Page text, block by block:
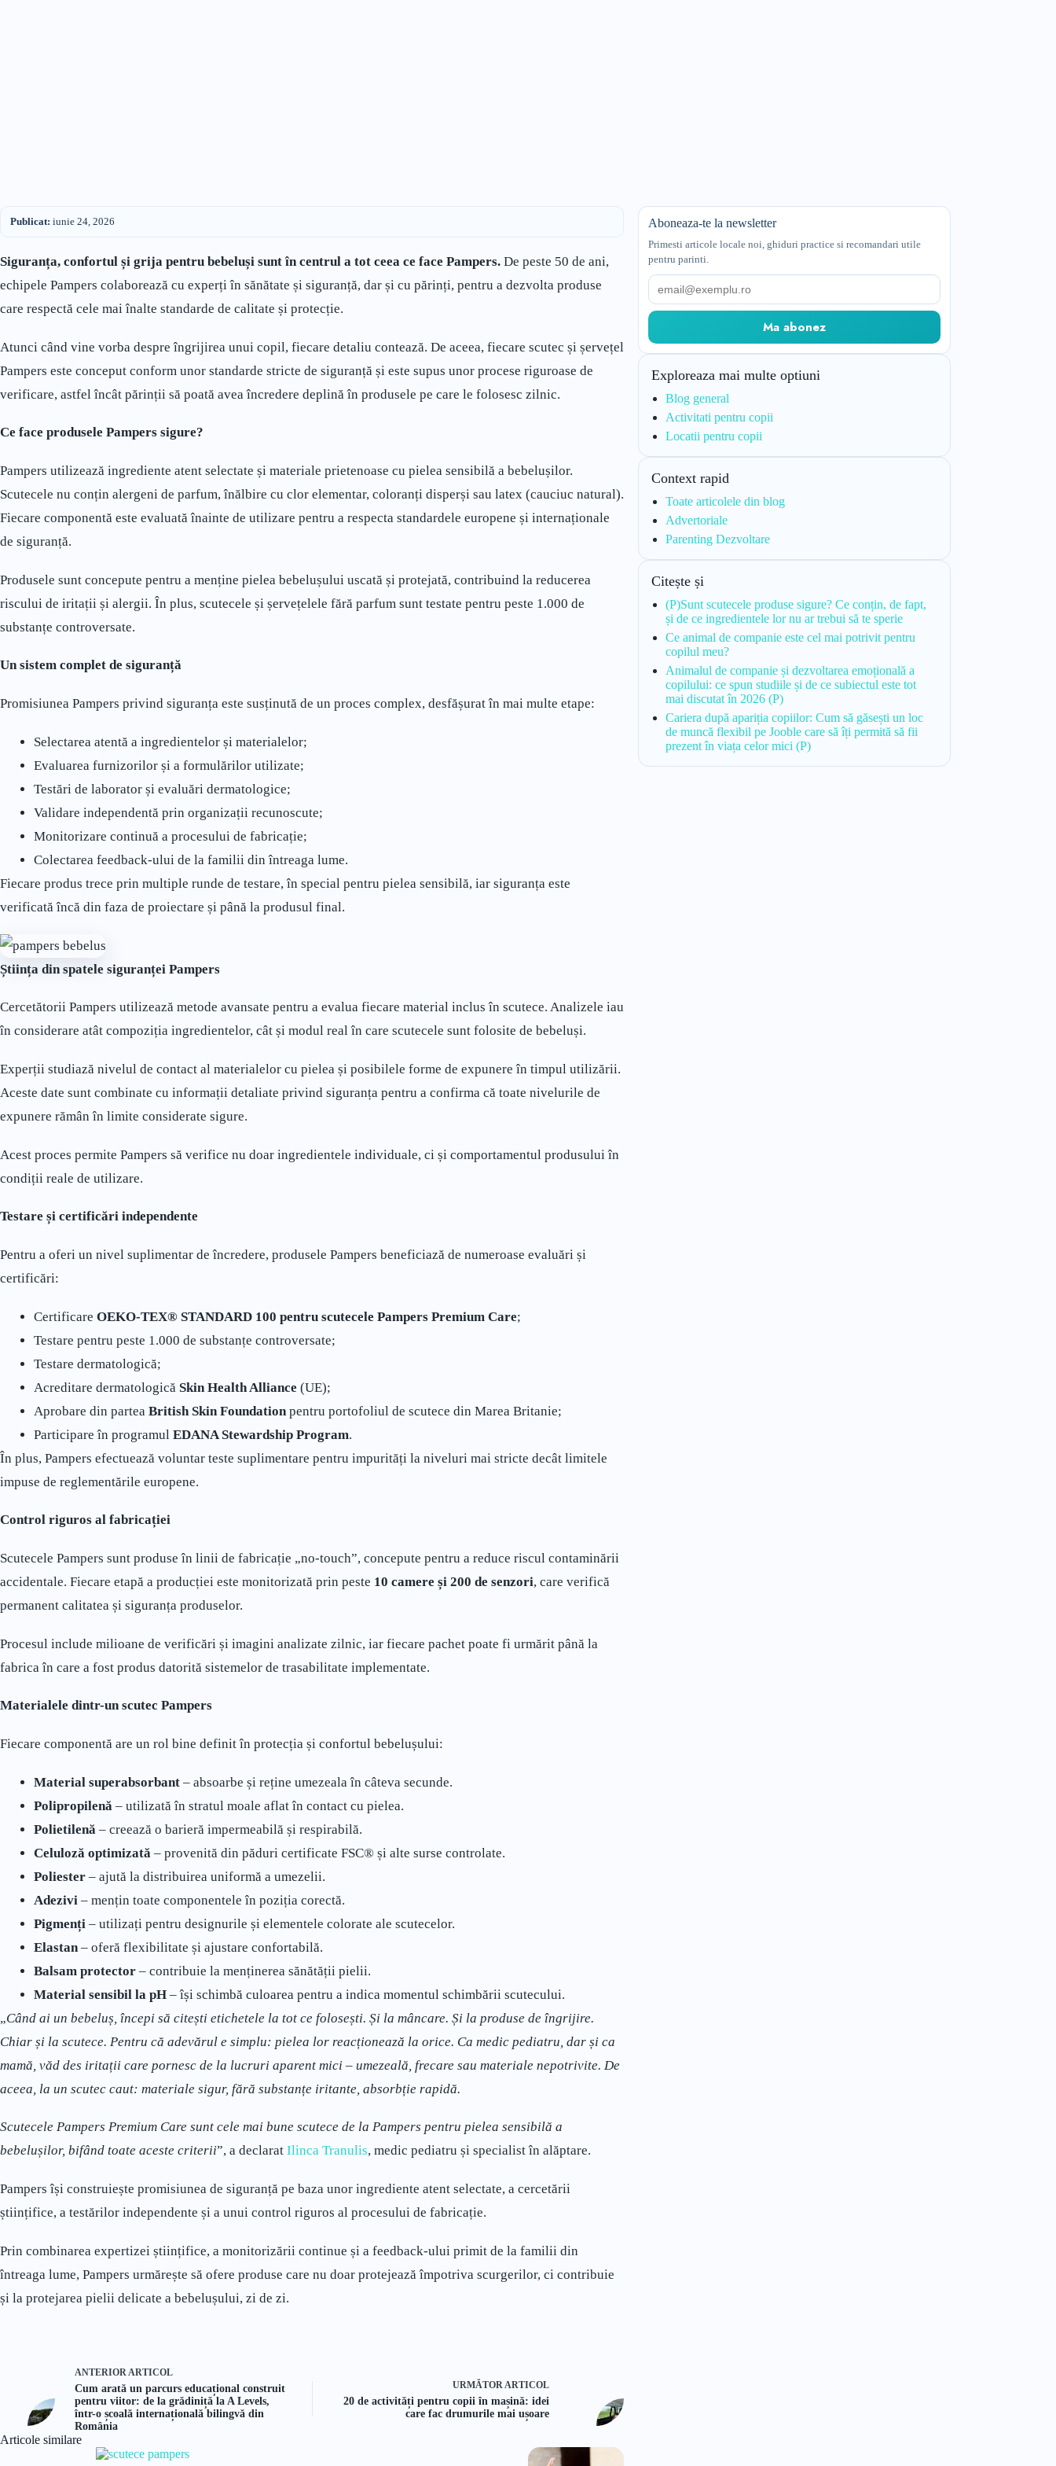
Publicat: iunie 24, 2026
Siguranța, confortul și grija pentru bebeluși sunt în centrul a tot ceea ce face Pampers. De peste 50 de ani,
echipele Pampers colaborează cu experți în sănătate și siguranță, dar și cu părinți, pentru a dezvolta produse
care respectă cele mai înalte standarde de calitate și protecție.
Atunci când vine vorba despre îngrijirea unui copil, fiecare detaliu contează. De aceea, fiecare scutec și șervețel
Pampers este conceput conform unor standarde stricte de siguranță și este supus unor procese riguroase de
verificare, astfel încât părinții să poată avea încredere deplină în produsele pe care le folosesc zilnic.
Ce face produsele Pampers sigure?
Pampers utilizează ingrediente atent selectate și materiale prietenoase cu pielea sensibilă a bebelușilor.
Scutecele nu conțin alergeni de parfum, înălbire cu clor elementar, coloranți disperși sau latex (cauciuc natural).
Fiecare componentă este evaluată înainte de utilizare pentru a respecta standardele europene și internaționale
de siguranță.
Produsele sunt concepute pentru a menține pielea bebelușului uscată și protejată, contribuind la reducerea
riscului de iritații și alergii. În plus, scutecele și șervețelele fără parfum sunt testate pentru peste 1.000 de
substanțe controversate.
Un sistem complet de siguranță
Promisiunea Pampers privind siguranța este susținută de un proces complex, desfășurat în mai multe etape:
Selectarea atentă a ingredientelor și materialelor;
Evaluarea furnizorilor și a formulărilor utilizate;
Testări de laborator și evaluări dermatologice;
Validare independentă prin organizații recunoscute;
Monitorizare continuă a procesului de fabricație;
Colectarea feedback-ului de la familii din întreaga lume.
Fiecare produs trece prin multiple runde de testare, în special pentru pielea sensibilă, iar siguranța este
verificată încă din faza de proiectare și până la produsul final.
Știința din spatele siguranței Pampers
Cercetătorii Pampers utilizează metode avansate pentru a evalua fiecare material inclus în scutece. Analizele iau
în considerare atât compoziția ingredientelor, cât și modul real în care scutecele sunt folosite de bebeluși.
Experții studiază nivelul de contact al materialelor cu pielea și posibilele forme de expunere în timpul utilizării.
Aceste date sunt combinate cu informații detaliate privind siguranța pentru a confirma că toate nivelurile de
expunere rămân în limite considerate sigure.
Acest proces permite Pampers să verifice nu doar ingredientele individuale, ci și comportamentul produsului în
condiții reale de utilizare.
Testare și certificări independente
Pentru a oferi un nivel suplimentar de încredere, produsele Pampers beneficiază de numeroase evaluări și
certificări:
Certificare OEKO-TEX® STANDARD 100 pentru scutecele Pampers Premium Care;
Testare pentru peste 1.000 de substanțe controversate;
Testare dermatologică;
Acreditare dermatologică Skin Health Alliance (UE);
Aprobare din partea British Skin Foundationpentru portofoliul de scutece din Marea Britanie;
Participare în programul EDANA Stewardship Program.
În plus, Pampers efectuează voluntar teste suplimentare pentru impurități la niveluri mai stricte decât limitele
impuse de reglementările europene.
Control riguros al fabricației
Scutecele Pampers sunt produse în linii de fabricație „no-touch”, concepute pentru a reduce riscul contaminării
accidentale. Fiecare etapă a producției este monitorizată prin peste 10 camere și 200 de senzori, care verifică
permanent calitatea și siguranța produselor.
Procesul include milioane de verificări și imagini analizate zilnic, iar fiecare pachet poate fi urmărit până la
fabrica în care a fost produs datorită sistemelor de trasabilitate implementate.
Materialele dintr-un scutec Pampers
Fiecare componentă are un rol bine definit în protecția și confortul bebelușului:
Material superabsorbant– absoarbe și reține umezeala în câteva secunde.
Polipropilenă – utilizată în stratul moale aflat în contact cu pielea.
Polietilenă – creează o barieră impermeabilă și respirabilă.
Celuloză optimizată – provenită din păduri certificate FSC® și alte surse controlate.
Poliester– ajută la distribuirea uniformă a umezelii.
Adezivi – mențin toate componentele în poziția corectă.
Pigmenți – utilizați pentru designurile și elementele colorate ale scutecelor.
Elastan– oferă flexibilitate și ajustare confortabilă.
Balsam protector– contribuie la menținerea sănătății pielii.
Material sensibil la pH– își schimbă culoarea pentru a indica momentul schimbării scutecului.
„Când ai un bebeluș, începi să citești etichetele la tot ce folosești. Și la mâncare. Și la produse de îngrijire.
Chiar și la scutece. Pentru că adevărul e simplu: pielea lor reacționează la orice. Ca medic pediatru, dar și ca
mamă, văd des iritații care pornesc de la lucruri aparent mici – umezeală, frecare sau materiale nepotrivite. De
aceea, la un scutec caut: materiale sigur, fără substanțe iritante, absorbție rapidă.
Scutecele Pampers Premium Care sunt cele mai bune scutece de la Pampers pentru pielea sensibilă a
bebelușilor, bifând toate aceste criterii”, a declarat Ilinca Tranulis, medic pediatru și specialist în alăptare.
Pampers își construiește promisiunea de siguranță pe baza unor ingrediente atent selectate, a cercetării
științifice, a testărilor independente și a unui control riguros al procesului de fabricație.
Prin combinarea expertizei științifice, a monitorizării continue și a feedback-ului primit de la familii din
întreaga lume, Pampers urmărește să ofere produse care nu doar protejează împotriva scurgerilor, ci contribuie
și la protejarea pielii delicate a bebelușului, zi de zi.
ANTERIOR ARTICOL
Cum arată un parcurs educațional construit
pentru viitor: de la grădiniță la A Levels,
într-o școală internațională bilingvă din
România
URMĂTOR ARTICOL
20 de activități pentru copii în mașină: idei
care fac drumurile mai ușoare
Articole similare
Aboneaza-te la newsletter
Primesti articole locale noi, ghiduri practice si recomandari utile
pentru parinti.
Email
Ma abonez
Exploreaza mai multe optiuni
Blog general
Activitati pentru copii
Locatii pentru copii
Context rapid
Toate articolele din blog
Advertoriale
Parenting Dezvoltare
Citește și
(P)Sunt scutecele produse sigure? Ce conțin, de fapt,
și de ce ingredientele lor nu ar trebui să te sperie
Ce animal de companie este cel mai potrivit pentru
copilul meu?
Animalul de companie și dezvoltarea emoțională a
copilului: ce spun studiile și de ce subiectul este tot
mai discutat în 2026 (P)
Cariera după apariția copiilor: Cum să găsești un loc
de muncă flexibil pe Jooble care să îți permită să fii
prezent în viața celor mici (P)